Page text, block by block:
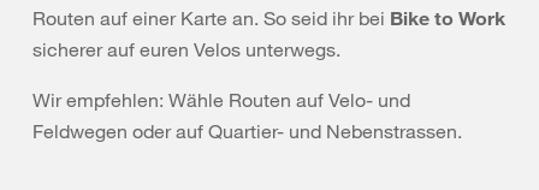
Routen auf einer Karte an. So seid ihr bei Bike to Work
sicherer auf euren Velos unterwegs.
Wir empfehlen: Wähle Routen auf Velo- und
Feldwegen oder auf Quartier- und Nebenstrassen.